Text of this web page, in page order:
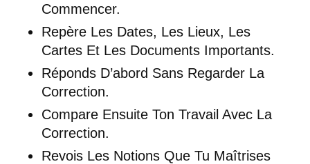
Commencer.
Repère Les Dates, Les Lieux, Les
Cartes Et Les Documents Importants.
Réponds D’abord Sans Regarder La
Correction.
Compare Ensuite Ton Travail Avec La
Correction.
Revois Les Notions Que Tu Maîtrises